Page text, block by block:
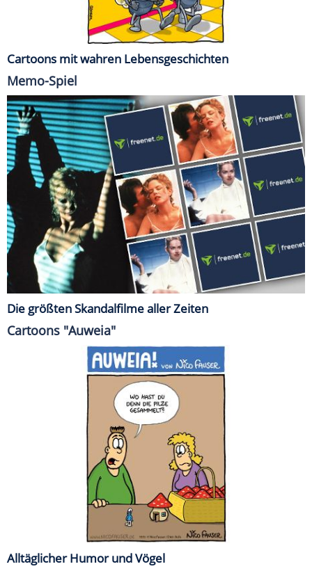
Cartoons mit wahren Lebensgeschichten
Memo-Spiel
Die größten Skandalfilme aller Zeiten
Cartoons "Auweia"
Alltäglicher Humor und Vögel